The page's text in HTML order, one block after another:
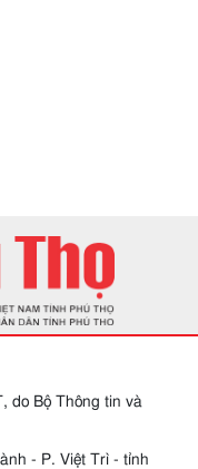
do Bộ Thông tin và
- P. Việt Trì - tỉnh